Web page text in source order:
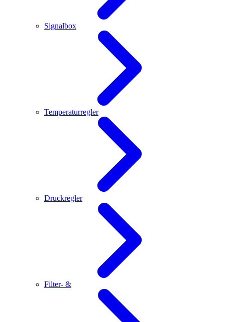
Signalbox
Temperaturregler
Druckregler
Filter- &